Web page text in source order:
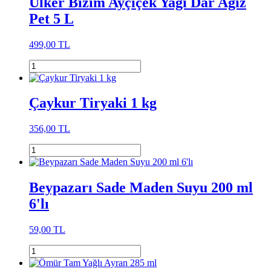
Pet 5 L
499,00 TL
Çaykur Tiryaki 1 kg
356,00 TL
Beypazarı Sade Maden Suyu 200 ml
6'lı
59,00 TL